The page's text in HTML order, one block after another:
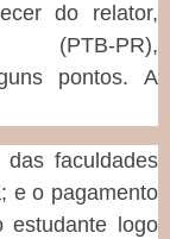
do relator,
PR),
pontos. A
faculdades
e o pagamento
estudante logo